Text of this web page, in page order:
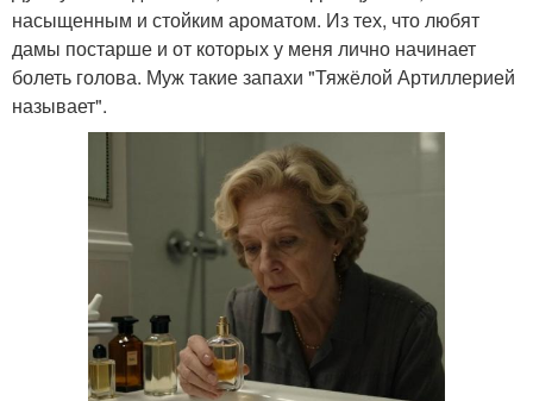
насыщенным и стойким ароматом. Из тех, что любят
дамы постарше и от которых у меня лично начинает
болеть голова. Муж такие запахи "Тяжёлой Артиллерией
называет".